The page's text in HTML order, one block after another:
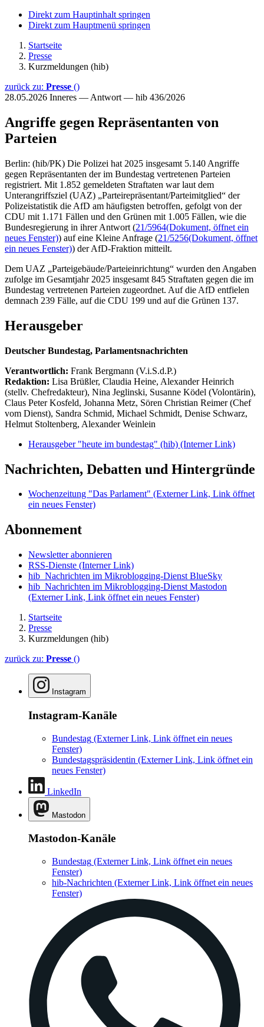
Direkt zum Hauptinhalt springen
Direkt zum Hauptmenü springen
Startseite
Presse
Kurzmeldungen (hib)
zurück zu: Presse ()
28.05.2026 Inneres — Antwort — hib 436/2026
Angriffe gegen Repräsentanten von
Parteien
Berlin: (hib/PK) Die Polizei hat 2025 insgesamt 5.140 Angriffe
gegen Repräsentanten der im Bundestag vertretenen Parteien
registriert. Mit 1.852 gemeldeten Straftaten war laut dem
Unterangriffsziel (UAZ) „Parteirepräsentant/Parteimitglied“ der
Polizeistatistik die AfD am häufigsten betroffen, gefolgt von der
CDU mit 1.171 Fällen und den Grünen mit 1.005 Fällen, wie die
Bundesregierung in ihrer Antwort (21/5964(Dokument, öffnet ein
neues Fenster)) auf eine Kleine Anfrage (21/5256(Dokument, öffnet
ein neues Fenster)) der AfD-Fraktion mitteilt.
Dem UAZ „Parteigebäude/Parteieinrichtung“ wurden den Angaben
zufolge im Gesamtjahr 2025 insgesamt 845 Straftaten gegen die im
Bundestag vertretenen Parteien zugeordnet. Auf die AfD entfielen
demnach 239 Fälle, auf die CDU 199 und auf die Grünen 137.
Herausgeber
Deutscher Bundestag, Parlamentsnachrichten
Verantwortlich: Frank Bergmann (V.i.S.d.P.)
Redaktion: Lisa Brüßler, Claudia Heine, Alexander Heinrich
(stellv. Chefredakteur), Nina Jeglinski, Susanne Ködel (Volontärin),
Claus Peter Kosfeld, Johanna Metz, Sören Christian Reimer (Chef
vom Dienst), Sandra Schmid, Michael Schmidt, Denise Schwarz,
Helmut Stoltenberg, Alexander Weinlein
Herausgeber "heute im bundestag" (hib) (Interner Link)
Nachrichten, Debatten und Hintergründe
Wochenzeitung "Das Parlament" (Externer Link, Link öffnet
ein neues Fenster)
Abonnement
Newsletter abonnieren
RSS-Dienste (Interner Link)
hib_Nachrichten im Mikroblogging-Dienst BlueSky
hib_Nachrichten im Mikroblogging-Dienst Mastodon
(Externer Link, Link öffnet ein neues Fenster)
Startseite
Presse
Kurzmeldungen (hib)
zurück zu: Presse ()
Instagram
Instagram-Kanäle
Bundestag (Externer Link, Link öffnet ein neues
Fenster)
Bundestagspräsidentin (Externer Link, Link öffnet ein
neues Fenster)
LinkedIn
Mastodon
Mastodon-Kanäle
Bundestag (Externer Link, Link öffnet ein neues
Fenster)
hib-Nachrichten (Externer Link, Link öffnet ein neues
Fenster)